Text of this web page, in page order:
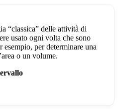
“classica” delle attività di
usato ogni volta che sono
esempio, per determinare una
o un volume.